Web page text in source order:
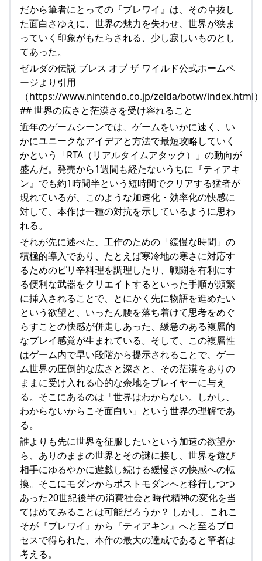
だから筆者にとっての『ブレワイ』は、その卓抜し
た面白さゆえに、世界の魅力を失わせ、世界が狭ま
っていく印象がもたらされる、少し寂しいものとし
てあった。
ゼルダの伝説 ブレス オブ ザ ワイルド公式ホームペ
ージより引用
（https://www.nintendo.co.jp/zelda/botw/index.html
## 世界の広さと茫漠さを受け容れること
近年のゲームシーンでは、ゲームをいかに速く、い
かにユニークなアイデアと方法で最短攻略していく
かという「RTA（リアルタイムアタック）」の動向が
盛んだ。発売から1週間も経たないうちに『ティアキ
ン』でも約1時間半という短時間でクリアする猛者が
現れているが、このような加速化・効率化の快感に
対して、本作は一種の対抗を示しているように思わ
れる。
それが先に述べた、工作のための「緩慢な時間」の
積極的導入であり、たとえば寒冷地の寒さに対応す
るためのピリ辛料理を調理したり、戦闘を有利にす
る便利な武器をクリエイトするといった手順が頻繁
に挿入されることで、とにかく先に物語を進めたい
という欲望と、いったん腰を落ち着けて思考をめぐ
らすことの快感が併走しあった、緩急のある複層的
なプレイ感覚が生まれている。そして、この複層性
はゲーム内で早い段階から提示されることで、ゲー
ム世界の圧倒的な広さと深さと、その茫漠をありの
ままに受け入れる心的な余地をプレイヤーに与え
る。そこにあるのは「世界はわからない。しかし、
わからないからこそ面白い」という世界の理解であ
る。
誰よりも先に世界を征服したいという加速の欲望か
ら、ありのままの世界とその謎に接し、世界を遊び
相手にゆるやかに遊戯し続ける緩慢さの快感への転
換。そこにモダンからポストモダンへと移行しつつ
あった20世紀後半の消費社会と時代精神の変化を当
てはめてみることは可能だろうか？ しかし、これこ
そが『ブレワイ』から『ティアキン』へと至るプロ
セスで得られた、本作の最大の達成であると筆者は
考える。